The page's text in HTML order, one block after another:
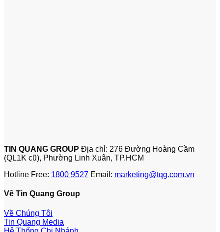
TIN QUANG GROUP Địa chỉ: 276 Đường Hoàng Cầm
(QL1K cũ), Phường Linh Xuân, TP.HCM
Hotline Free: 1800 9527 Email: marketing@tqg.com.vn
Về Tin Quang Group
Về Chúng Tôi
Tin Quang Media